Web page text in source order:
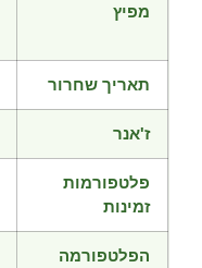
מפיץ
תאריך שחרור
ז'אנר
פלטפורמות
זמינות
הפלטפורמה